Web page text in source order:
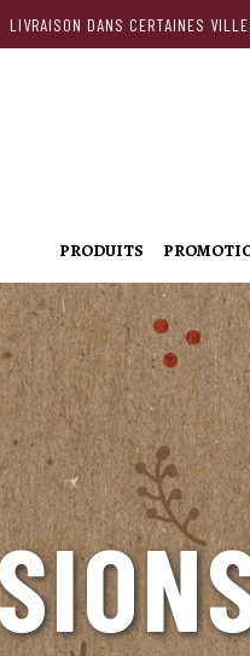
LIVRAISON DANS CERTAINES
PRODUITS